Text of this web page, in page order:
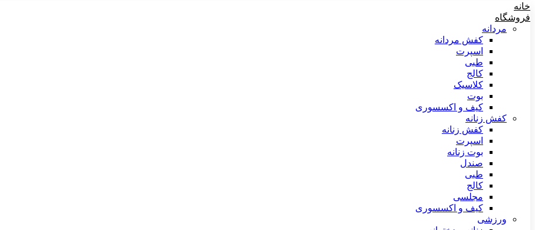
خانه
فروشگاه
مردانه
کفش مردانه
اسپرت
طبی
کالج
کلاسیک
بوت
کیف و اکسسوری
کفش زنانه
کفش زنانه
اسپرت
بوت زنانه
صندل
طبی
کالج
مجلسی
کیف و اکسسوری
ورزشی